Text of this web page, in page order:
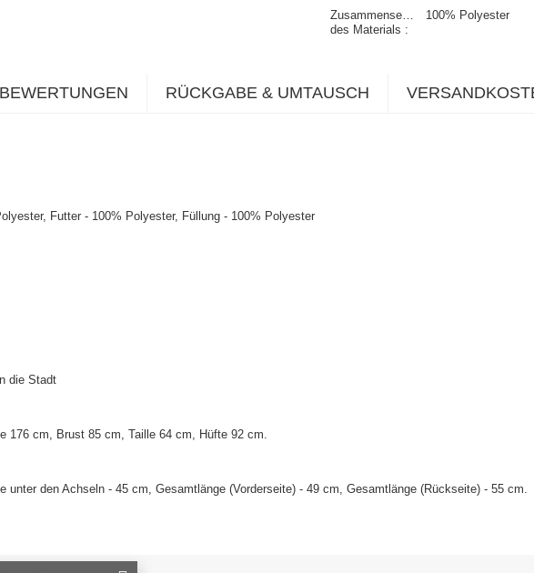
Zusammensetzung
des Materials
100% Polyester
BEWERTUNGEN RÜCKGABE & UMTAUSCH
Futter - 100% Polyester, Füllung - 100% Polyester
die Stadt
176 cm, Brust 85 cm, Taille 64 cm, Hüfte 92 cm.
unter den Achseln - 45 cm, Gesamtlänge (Vorderseite) - 49 cm, Gesamtlänge (Rückseite) - 55 cm.